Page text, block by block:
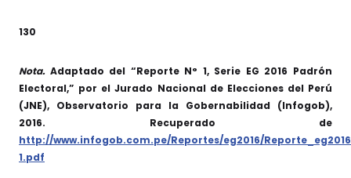
130
Nota. Adaptado del “Reporte N° 1, Serie EG 2016 Padrón
Electoral,” por el Jurado Nacional de Elecciones del Perú
(JNE), Observatorio para la Gobernabilidad (Infogob),
2016. Recuperado de
http://www.infogob.com.pe/Reportes/eg2016/
1.pdf